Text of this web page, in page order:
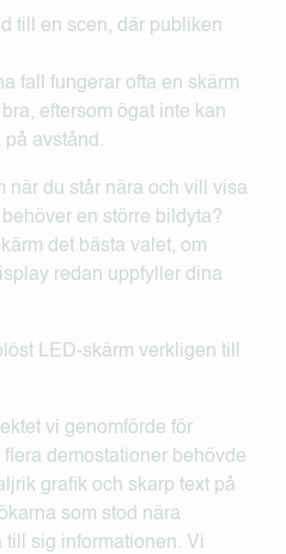
till en scen, där publiken
fall fungerar ofta en skärm
eftersom ögat inte kan
på avstånd.
när du står nära och vill visa
en större bildyta?
det bästa valet, om
redan uppfyller dina
LED-skärm verkligen till
vi genomförde för
demostationer behövde
grafik och skarp text på
som stod nära
till sig informationen. Vi